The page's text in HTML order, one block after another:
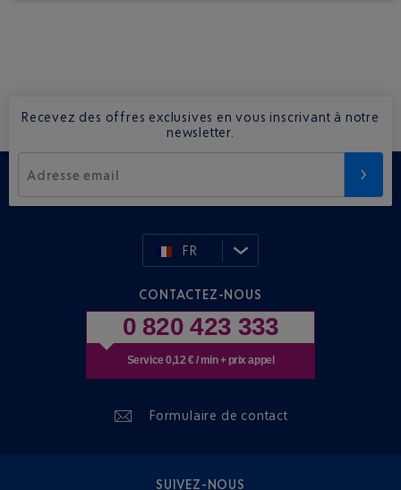
Recevez des offres exclusives en vous inscrivant à notre
newsletter.
Adresse email
FR
CONTACTEZ-NOUS
0 820 423 333
Service 0,12 € / min + prix appel
Formulaire de contact
SUIVEZ-NOUS